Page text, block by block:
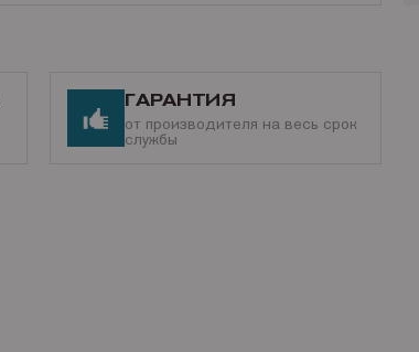
ГАРАНТИЯ
от производителя на весь срок
службы